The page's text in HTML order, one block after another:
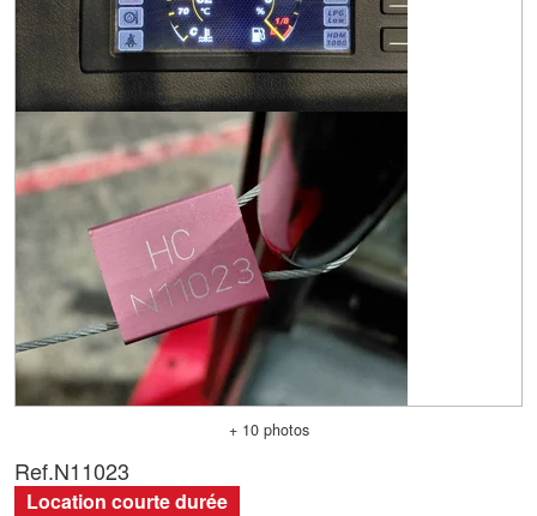
+ 10 photos
Ref.N11023
Location courte durée